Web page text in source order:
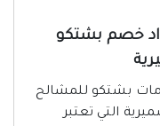
أكواد خصم بشتكو
بشتكو للمشالح
التي تعتبر